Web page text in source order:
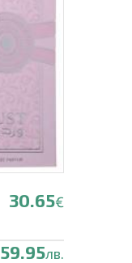
30.65€
59.95лв.